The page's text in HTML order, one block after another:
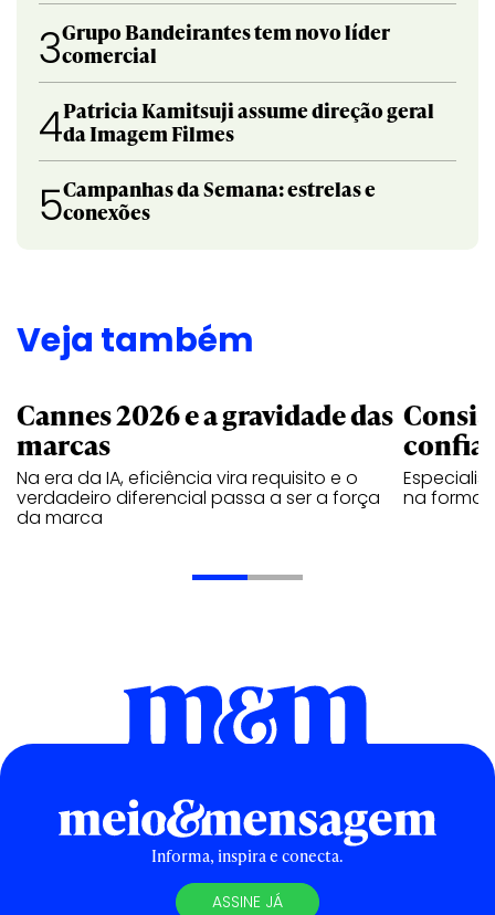
3Grupo Bandeirantes tem novo líder
comercial
4Patricia Kamitsuji assume direção geral
da Imagem Filmes
5Campanhas da Semana: estrelas e
conexões
Veja também
Cannes 2026 e a gravidade das
marcas
Na era da IA, eficiência vira requisito e o
verdadeiro diferencial passa a ser a força
da marca
na forma
Informa, inspira e conecta.
ASSINE JÁ